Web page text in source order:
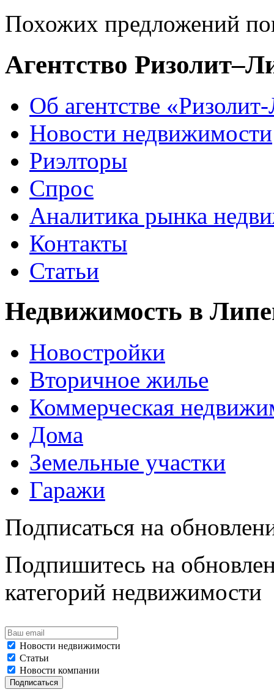
Похожих предложений
Агентство
Об агентстве
Новости недвижимости
Риэлторы
Спрос
Аналитика рынка
Контакты
Статьи
Недвижимость в
Новостройки
Вторичное жилье
Коммерческая
Дома
Земельные участки
Гаражи
Подписаться на
Подпишитесь на
категорий недвижимости
Новости недвижимости
Статьи
Новости компании